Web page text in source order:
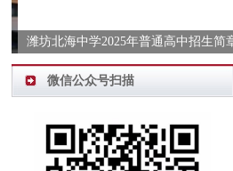
潍坊北海中学2025年普通高中招生简章
微信公众号扫描